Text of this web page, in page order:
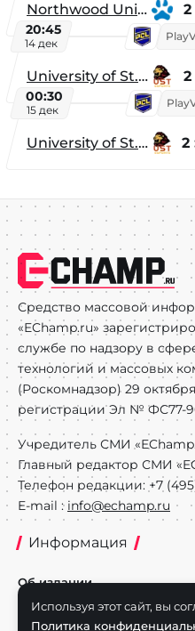
Northwood University 2
20:45
14 дек
University of St. Thomas 2
00:30
15 дек
University of St. Thomas 2
Средство массовой
«EChamp.ru»
службе по надзору в
технологий и массовых
(Роскомнадзор) 29
регистрации Эл № ФС77-
Учредитель СМИ
Главный редактор СМИ
Телефон редакции: +7
E-mail : info@echamp.ru
Информация
Об издании
Реклама на портале
Используя этот сайт, вы
Политика